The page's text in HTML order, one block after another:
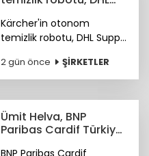
Kärcher'in otonom
temizlik robotu, DHL Supply
göreve başladı.
2 gün önce ŞİRKETLER
Ümit Helva, BNP
Paribas Cardif Türkiye
BNP Paribas Cardif